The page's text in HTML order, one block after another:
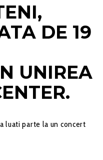
DE 19
UNIREA
luati parte la un concert